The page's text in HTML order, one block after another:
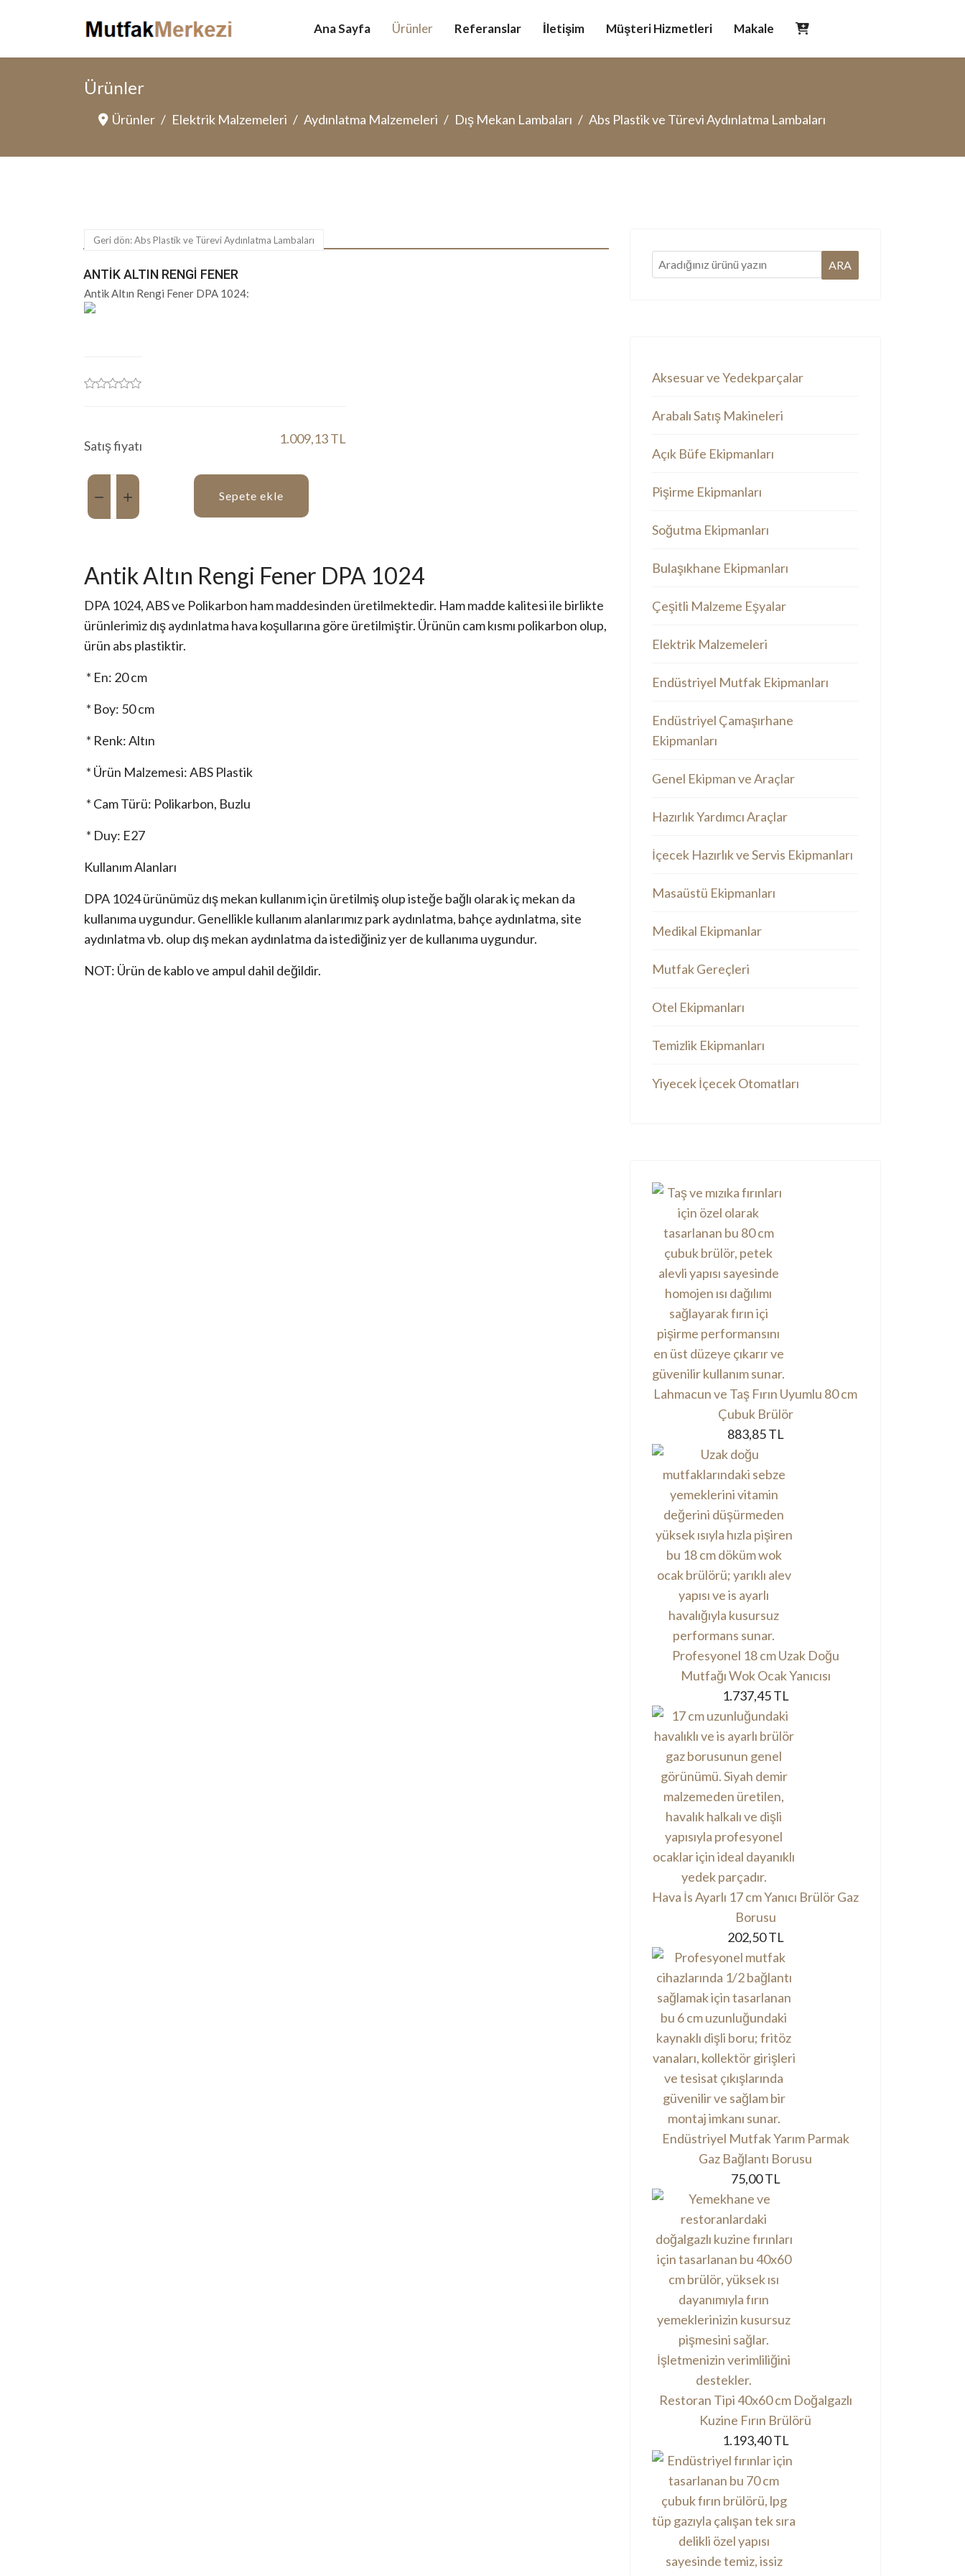
Ana Sayfa Ürünler Referanslar İletişim Müşteri Hizmetleri Makale
Ürünler
Ürünler Elektrik Malzemeleri Aydınlatma Malzemeleri Dış Mekan Lambaları Abs Plastik ve Türevi Aydınlatma Lambaları
Geri dön: Abs Plastik ve Türevi Aydınlatma Lambaları
ANTIK ALTIN RENGI FENER
Antik Altın Rengi Fener DPA 1024:
Satış fiyatı 1.009,13 TL
Miktar:
Sepete ekle
Antik Altın Rengi Fener DPA 1024
DPA 1024, ABS ve Polikarbon ham maddesinden üretilmektedir. Ham madde kalitesi ile birlikte
ürünlerimiz dış aydınlatma hava koşullarına göre üretilmiştir. Ürünün cam kısmı polikarbon olup,
ürün abs plastiktir.
* En: 20 cm
* Boy: 50 cm
* Renk: Altın
* Ürün Malzemesi: ABS Plastik
* Cam Türü: Polikarbon, Buzlu
* Duy: E27
Kullanım Alanları
DPA 1024 ürünümüz dış mekan kullanım için üretilmiş olup isteğe bağlı olarak iç mekan da
kullanıma uygundur. Genellikle kullanım alanlarımız park aydınlatma, bahçe aydınlatma, site
aydınlatma vb. olup dış mekan aydınlatma da istediğiniz yer de kullanıma uygundur.
NOT: Ürün de kablo ve ampul dahil değildir.
Aksesuar ve Yedekparçalar
Arabalı Satış Makineleri
Açık Büfe Ekipmanları
Pişirme Ekipmanları
Soğutma Ekipmanları
Bulaşıkhane Ekipmanları
Çeşitli Malzeme Eşyalar
Elektrik Malzemeleri
Endüstriyel Mutfak Ekipmanları
Endüstriyel Çamaşırhane
Ekipmanları
Genel Ekipman ve Araçlar
Hazırlık Yardımcı Araçlar
İçecek Hazırlık ve Servis Ekipmanları
Masaüstü Ekipmanları
Medikal Ekipmanlar
Mutfak Gereçleri
Otel Ekipmanları
Temizlik Ekipmanları
Yiyecek İçecek Otomatları
Lahmacun ve Taş Fırın Uyumlu 80 cm
Çubuk Brülör
883,85 TL
Profesyonel 18 cm Uzak Doğu
Mutfağı Wok Ocak Yanıcısı
1.737,45 TL
Hava İs Ayarlı 17 cm Yanıcı Brülör Gaz
Borusu
202,50 TL
Endüstriyel Mutfak Yarım Parmak
Gaz Bağlantı Borusu
75,00 TL
Restoran Tipi 40x60 cm Doğalgazlı
Kuzine Fırın Brülörü
1.193,40 TL